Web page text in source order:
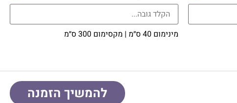
מינימום 40 ס״מ | מקסימום 300 ס״מ
להמשיך הזמנה